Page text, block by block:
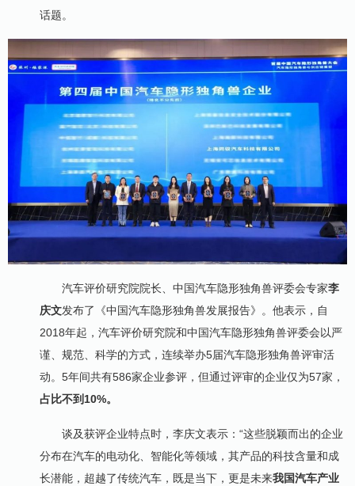
话题。
汽车评价研究院院长、中国汽车隐形独角兽评委会专家李
庆文发布了《中国汽车隐形独角兽发展报告》。他表示，自
2018年起，汽车评价研究院和中国汽车隐形独角兽评委会以严
谨、规范、科学的方式，连续举办5届汽车隐形独角兽评审活
动。5年间共有586家企业参评，但通过评审的企业仅为57家，
占比不到10%。
谈及获评企业特点时，李庆文表示：“这些脱颖而出的企业
分布在汽车的电动化、智能化等领域，其产品的科技含量和成
长潜能，超越了传统汽车，既是当下，更是未来我国汽车产业